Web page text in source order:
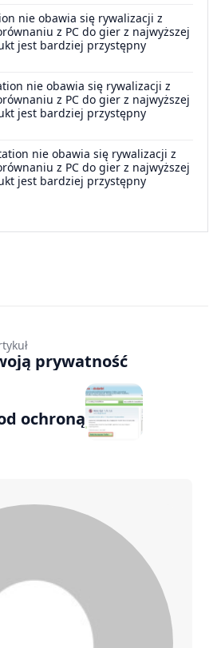
nie obawia się rywalizacji z
z PC do gier z najwyższej
jest bardziej przystępny
nie obawia się rywalizacji z
z PC do gier z najwyższej
jest bardziej przystępny
nie obawia się rywalizacji z
z PC do gier z najwyższej
jest bardziej przystępny
prywatność
ochroną